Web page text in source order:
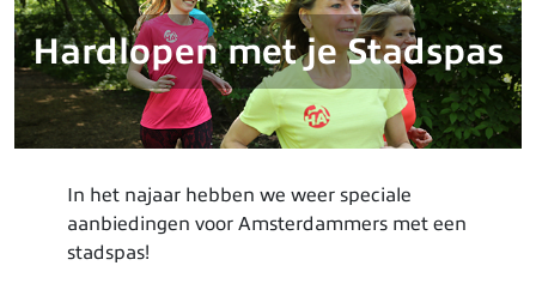
Hardlopen met je Stadspas
In het najaar hebben we weer speciale
aanbiedingen voor Amsterdammers met een
stadspas!